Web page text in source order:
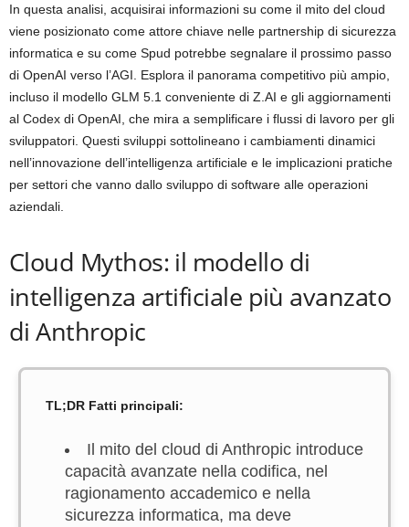
In questa analisi, acquisirai informazioni su come il mito del cloud
viene posizionato come attore chiave nelle partnership di sicurezza
informatica e su come Spud potrebbe segnalare il prossimo passo
di OpenAI verso l’AGI. Esplora il panorama competitivo più ampio,
incluso il modello GLM 5.1 conveniente di Z.AI e gli aggiornamenti
al Codex di OpenAI, che mira a semplificare i flussi di lavoro per gli
sviluppatori. Questi sviluppi sottolineano i cambiamenti dinamici
nell’innovazione dell’intelligenza artificiale e le implicazioni pratiche
per settori che vanno dallo sviluppo di software alle operazioni
aziendali.
Cloud Mythos: il modello di
intelligenza artificiale più avanzato
di Anthropic
TL;DR Fatti principali:
Il mito del cloud di Anthropic introduce
capacità avanzate nella codifica, nel
ragionamento accademico e nella
sicurezza informatica, ma deve